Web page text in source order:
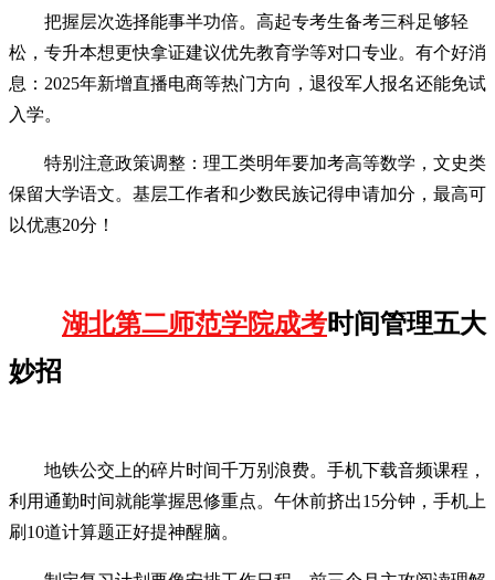
把握层次选择能事半功倍。高起专考生备考三科足够轻
松，专升本想更快拿证建议优先教育学等对口专业。有个好消
息：2025年新增直播电商等热门方向，退役军人报名还能免试
入学。
特别注意政策调整：理工类明年要加考高等数学，文史类
保留大学语文。基层工作者和少数民族记得申请加分，最高可
以优惠20分！
湖北第二师范学院成考时间管理五大
妙招
地铁公交上的碎片时间千万别浪费。手机下载音频课程，
利用通勤时间就能掌握思修重点。午休前挤出15分钟，手机上
刷10道计算题正好提神醒脑。